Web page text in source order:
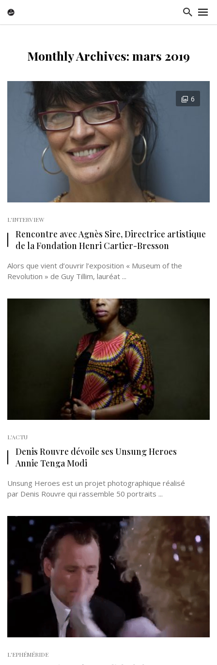
Monthly Archives: mars 2019
6
L'INTERVIEW
Rencontre avec Agnès Sire, Directrice artistique
de la Fondation Henri Cartier-Bresson
Alors que vient d’ouvrir l’exposition « Museum of the
Revolution » de Guy Tillim, lauréat ...
L'ACTU
Denis Rouvre dévoile ses Unsung Heroes
Annie Tenga Modi
Unsung Heroes est un projet photographique réalisé
par Denis Rouvre qui rassemble 50 portraits ...
L'EPHÉMÉRIDE